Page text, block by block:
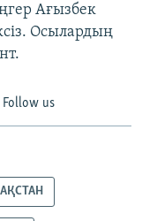
Ағызбек
Осылардың
Follow us